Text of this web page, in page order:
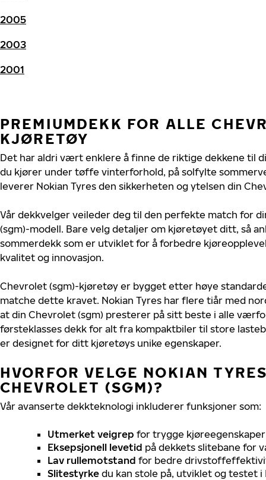
2005
2003
2001
PREMIUMDEKK FOR ALLE
KJØRETØY
Det har aldri vært enklere å finne de riktige dekkene til
du kjører under tøffe vinterforhold, på solfylte
leverer Nokian Tyres den sikkerheten og ytelsen din
Vår dekkvelger veileder deg til den perfekte match for
(sgm)-modell. Bare velg detaljer om kjøretøyet ditt, så
sommerdekk som er utviklet for å forbedre
kvalitet og innovasjon.
Chevrolet (sgm)-kjøretøy er bygget etter høye
matche dette kravet. Nokian Tyres har flere tiår med
at din Chevrolet (sgm) presterer på sitt beste i alle
førsteklasses dekk for alt fra kompaktbiler til store
er designet for ditt kjøretøys unike egenskaper.
HVORFOR VELGE NOKIAN
CHEVROLET (SGM)?
Vår avanserte dekkteknologi inkluderer funksjoner som:
Utmerket veigrep for trygge
Eksepsjonell levetid på dekkets slitebane for
Lav rullemotstand for bedre
Slitestyrke du kan stole på, utviklet og testet i